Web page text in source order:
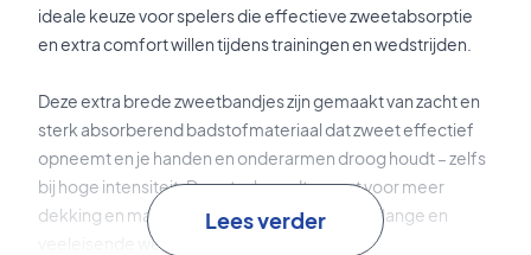
ideale keuze voor spelers die effectieve zweetabsorptie
en extra comfort willen tijdens trainingen en wedstrijden.
Deze extra brede zweetbandjes zijn gemaakt van zacht en
sterk absorberend badstofmateriaal dat zweet effectief
opneemt en je handen en onderarmen droog houdt – zelfs
bij hoge intensiteit. De extra breedte zorgt voor meer
dekking en maakt ze bijzonder geschikt voor lange en
veeleisende wedstrijden.
Lees verder